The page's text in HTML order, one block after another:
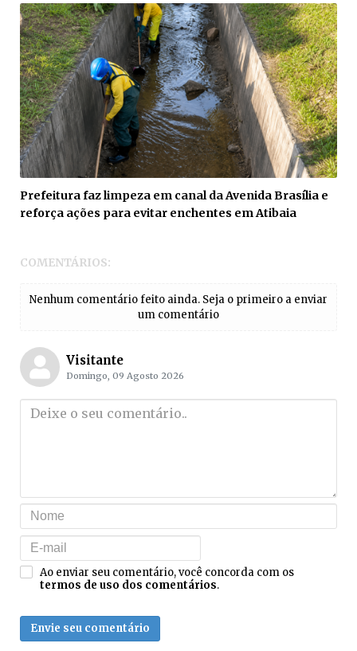
Prefeitura faz limpeza em canal da Avenida Brasília e
reforça ações para evitar enchentes em Atibaia
COMENTÁRIOS:
Nenhum comentário feito ainda. Seja o primeiro a enviar
um comentário
Visitante
Domingo, 09 Agosto 2026
Ao enviar seu comentário, você concorda com os
termos de uso dos comentários.
Envie seu comentário